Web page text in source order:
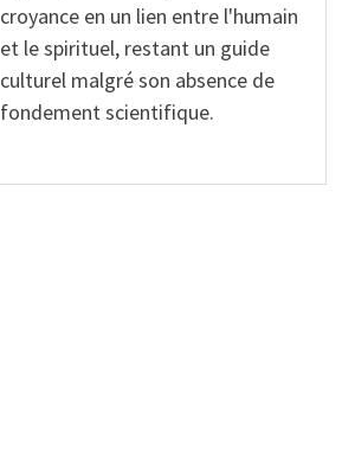
croyance en un lien entre l'humain
et le spirituel, restant un guide
culturel malgré son absence de
fondement scientifique.